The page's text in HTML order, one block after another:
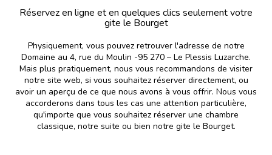
Réservez en ligne et en quelques clics seulement votre
gite le Bourget
Physiquement, vous pouvez retrouver l'adresse de notre
Domaine au 4, rue du Moulin -95 270 – Le Plessis Luzarche.
Mais plus pratiquement, nous vous recommandons de visiter
notre site web, si vous souhaitez réserver directement, ou
avoir un aperçu de ce que nous avons à vous offrir. Nous vous
accorderons dans tous les cas une attention particulière,
qu'importe que vous souhaitez réserver une chambre
classique, notre suite ou bien notre gite le Bourget.